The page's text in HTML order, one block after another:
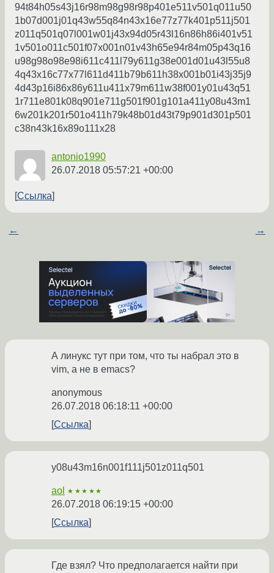
94t84h05s43j16r98m98g98r98p401e511v501q011u50
1b07d001j01q43w55q84n43x16e77z77k401p511j501
z011q501q07l001w01j43x94d05r43l16n86h86i401v51
1v501o011c501f07x001n01v43h65e94r84m05p43q16
u98g98o98e98i611c411l79y611g38e001d01u43l55u8
4q43x16c77x77l611d411b79b611h38x001b01i43j35j9
4d43p16i86x86y611u411x79m611w38f001y01u43q51
1r711e801k08q901e711g501f901g101a411y08u43m1
6w201k201r501o411h79k48b01d43t79p901d301p501
c38n43k16x89o111x28
antonio1990
26.07.2018 05:57:21 +00:00
Ссылка
← →
А линукс тут при том, что ты набрал это в
vim, а не в emacs?
anonymous
26.07.2018 06:18:11 +00:00
Ссылка
y08u43m16n001f111j501z011q501
aol ★★★★★
26.07.2018 06:19:15 +00:00
Ссылка
Где взял? Что предполагается найти при